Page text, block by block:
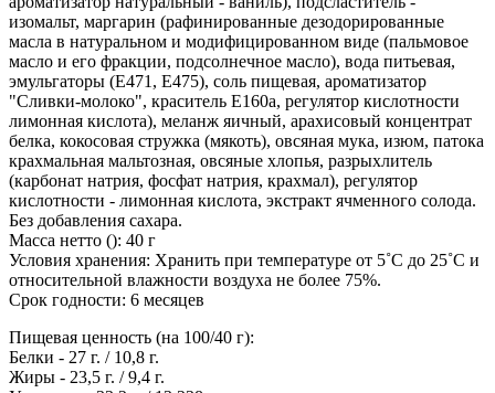
изомальт, маргарин (рафинированные дезодорированные
масла в натуральном и модифицированном виде (пальмовое
масло и его фракции, подсолнечное масло), вода питьевая,
эмульгаторы (Е471, Е475), соль пищевая, ароматизатор
"Сливки-молоко", краситель Е160а, регулятор кислотности
лимонная кислота), меланж яичный, арахисовый концентрат
белка, кокосовая стружка (мякоть), овсяная мука, изюм, патока
крахмальная мальтозная, овсяные хлопья, разрыхлитель
(карбонат натрия, фосфат натрия, крахмал), регулятор
кислотности - лимонная кислота, экстракт ячменного солода.
Без добавления сахара.
Масса нетто (): 40 г
Условия хранения: Хранить при температуре от 5˚С до 25˚С и
относительной влажности воздуха не более 75%.
Срок годности: 6 месяцев
Пищевая ценность (на 100/40 г):
Белки - 27 г. / 10,8 г.
Жиры - 23,5 г. / 9,4 г.